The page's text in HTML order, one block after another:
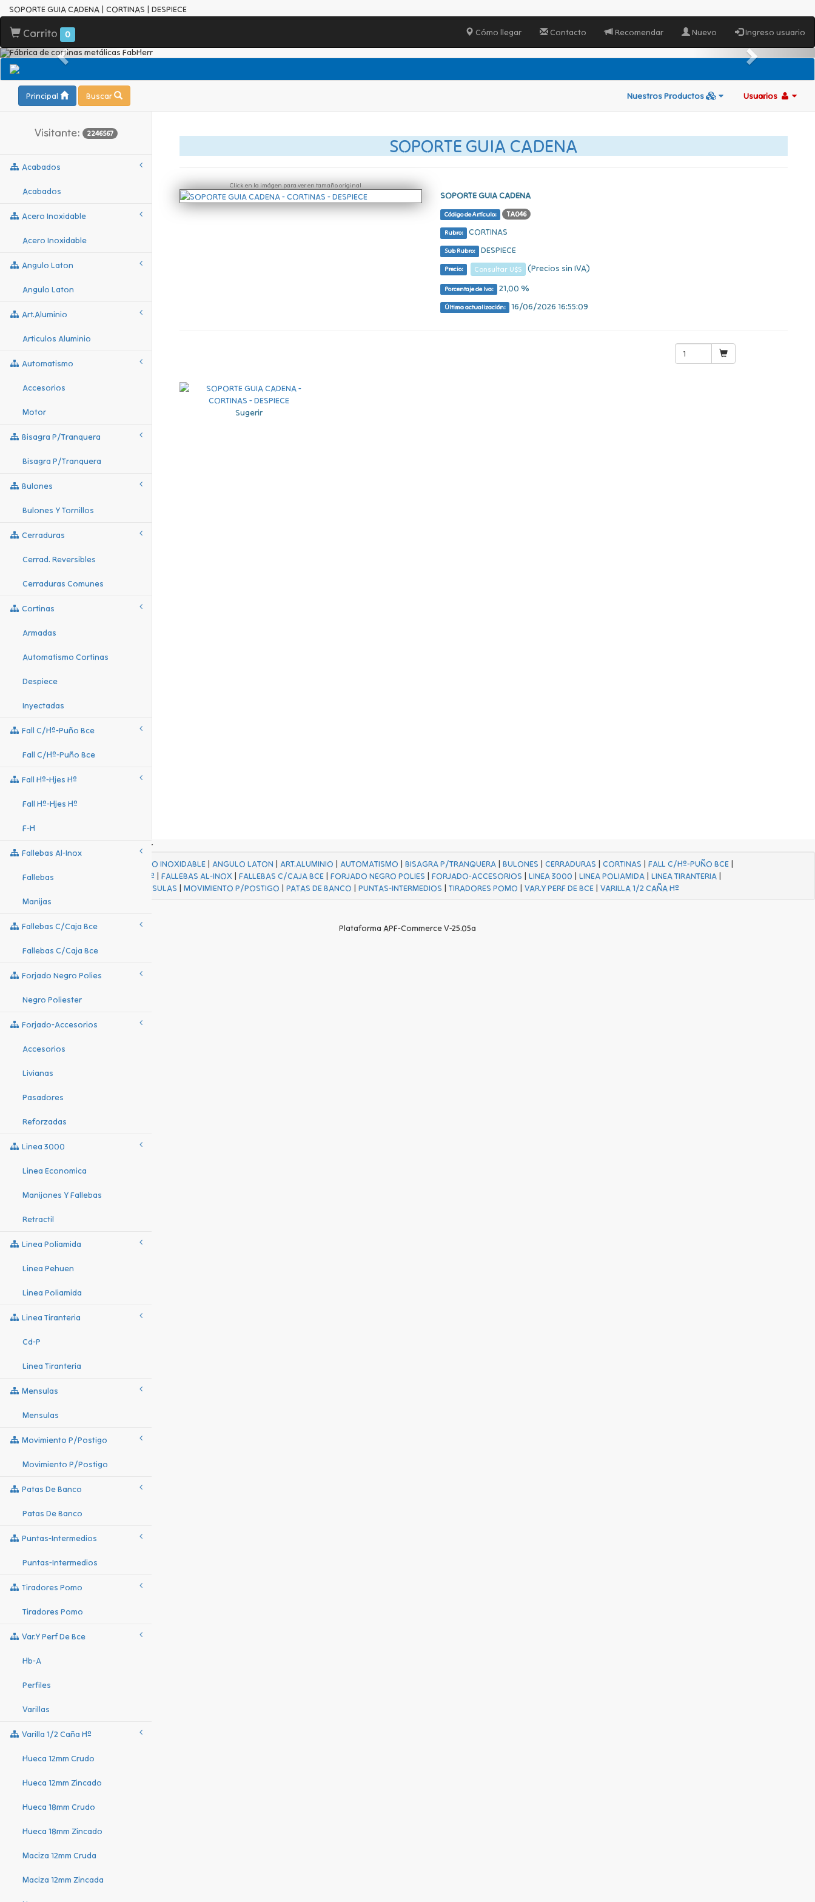
SOPORTE GUIA CADENA | CORTINAS | DESPIECE
Carrito 0 Cómo llegar Contacto Recomendar Nuevo Ingreso usuario
Principal Buscar Nuestros Productos Usuarios
Visitante: 2246567
Acabados
Acabados
Acero Inoxidable
Acero Inoxidable
Angulo Laton
Angulo Laton
Art.aluminio
Articulos Aluminio
Automatismo
Accesorios
Motor
Bisagra P/tranquera
Bisagra P/tranquera
Bulones
Bulones Y Tornillos
Cerraduras
Cerrad. Reversibles
Cerraduras Comunes
Cortinas
Armadas
Automatismo Cortinas
Despiece
Inyectadas
Fall C/hº-Puño Bce
Fall C/hº-Puño Bce
Fall Hº-Hjes Hº
Fall Hº-Hjes Hº
F-H
Fallebas Al-Inox
Fallebas
Manijas
Fallebas C/caja Bce
Fallebas C/caja Bce
Forjado Negro Polies
Negro Poliester
Forjado-Accesorios
Accesorios
Livianas
Pasadores
Reforzadas
Linea 3000
Linea Economica
Manijones Y Fallebas
Retractil
Linea Poliamida
Linea Pehuen
Linea Poliamida
Linea Tiranteria
Cd-P
Linea Tiranteria
Mensulas
Mensulas
Movimiento P/postigo
Movimiento P/postigo
Patas De Banco
Patas De Banco
Puntas-Intermedios
Puntas-Intermedios
Tiradores Pomo
Tiradores Pomo
Var.y Perf De Bce
Hb-A
Perfiles
Varillas
Varilla 1/2 Caña Hº
Hueca 12mm Crudo
Hueca 12mm Zincado
Hueca 18mm Crudo
Hueca 18mm Zincado
Maciza 12mm Cruda
Maciza 12mm Zincada
SOPORTE GUIA CADENA
Click en la imágen para ver en tamaño original
SOPORTE GUIA CADENA
Código de Artículo: TA046
Rubro: CORTINAS
Sub Rubro: DESPIECE
Precio: Consultar U$S (Precios sin IVA)
Porcentaje de Iva: 21,00 %
Última actualización: 16/06/2026 16:55:09
Sugerir
ACERO INOXIDABLE| ANGULO LATON | ART.ALUMINIO | AUTOMATISMO | BISAGRA P/TRANQUERA| BULONES | CERRADURAS | CORTINAS | FALL C/Hº-PUÑO BCE|
FALL Hº-HJES Hº |FALLEBAS AL-INOX |FALLEBAS C/CAJA BCE |FORJADO NEGRO POLIES |FORJADO-ACCESORIOS |LINEA 3000 |LINEA POLIAMIDA |LINEA TIRANTERIA |
MENSULAS | MOVIMIENTO P/POSTIGO | PATAS DE BANCO | PUNTAS-INTERMEDIOS | TIRADORES POMO | VAR.Y PERF DE BCE| VARILLA 1/2 CAÑA Hº
Plataforma APF-Commerce V-25.05a